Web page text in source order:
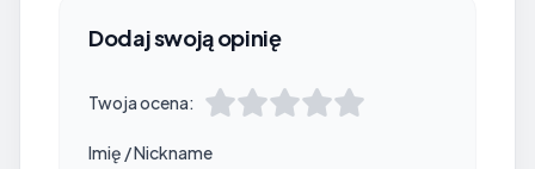
Dodaj swoją opinię
Twoja ocena:
Imię / Nickname